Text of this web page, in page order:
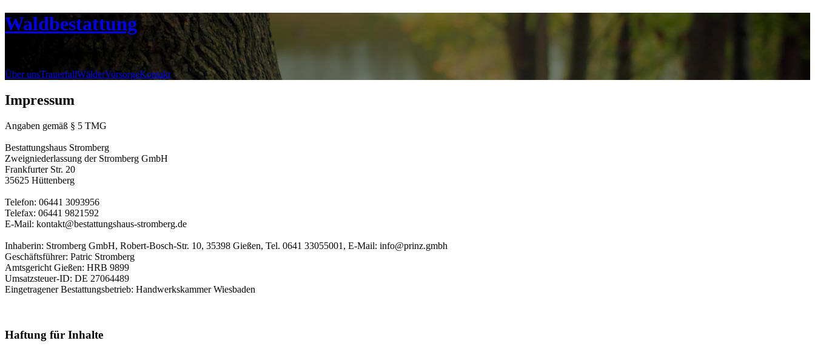
Waldbestattung
Über unsTrauerfallWälderVorsorgeKontakt
Impressum
Angaben gemäß § 5 TMG
Bestattungshaus Stromberg
Zweigniederlassung der Stromberg GmbH
Frankfurter Str. 20
35625 Hüttenberg
Telefon: 06441 3093956
Telefax: 06441 9821592
E-Mail: kontakt@bestattungshaus-stromberg.de
Inhaberin: Stromberg GmbH, Robert-Bosch-Str. 10, 35398 Gießen, Tel. 0641 33055001, E-Mail: info@prinz.gmbh
Geschäftsführer: Patric Stromberg
Amtsgericht Gießen: HRB 9899
Umsatzsteuer-ID: DE 27064489
Eingetragener Bestattungsbetrieb: Handwerkskammer Wiesbaden
Haftung für Inhalte